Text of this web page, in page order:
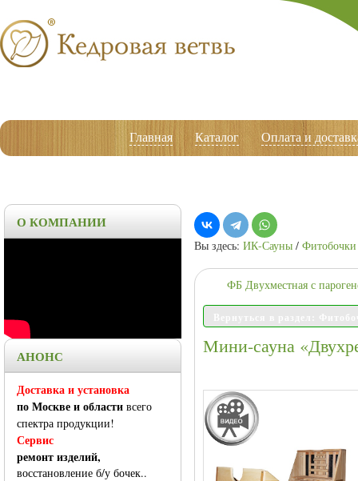
Главная Каталог Оплата и
О КОМПАНИИ
АНОНС
Доставка и установка
по Москве и области всего
спектра продукции!
Сервис
ремонт изделий,
восстановление б/у бочек..
Вы здесь: ИК-Сауны / Фитобочки
ФБ Двухместная с
Мини-сауна